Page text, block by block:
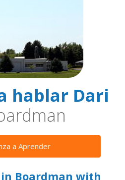
hablar Dari
a Aprender
Boardman with